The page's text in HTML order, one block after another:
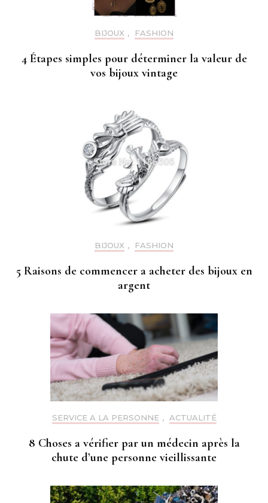
BIJOUX , FASHION
4 Étapes simples pour déterminer la valeur de
vos bijoux vintage
BIJOUX , FASHION
5 Raisons de commencer a acheter des bijoux en
argent
SERVICE A LA PERSONNE , ACTUALITÉ
8 Choses a vérifier par un médecin après la
chute d’une personne vieillissante